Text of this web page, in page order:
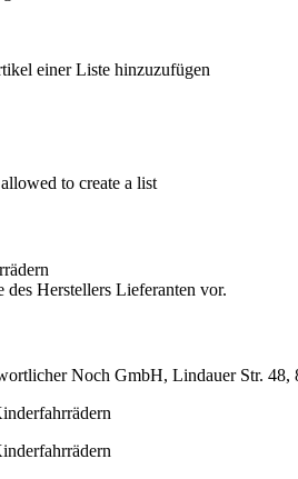
einer Liste hinzuzufügen
to create a list
Herstellers Lieferanten vor.
Noch GmbH, Lindauer Str.